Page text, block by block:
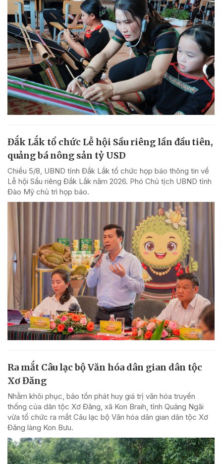
Đắk Lắk tổ chức Lễ hội Sầu riêng lần đầu tiên,
quảng bá nông sản tỷ USD
Chiều 5/8, UBND tỉnh Đắk Lắk tổ chức họp báo thông tin về
Lễ hội Sầu riêng Đắk Lắk năm 2026. Phó Chủ tịch UBND tỉnh
Đào Mỹ chủ trì họp báo.
Ra mắt Câu lạc bộ Văn hóa dân gian dân tộc
Xơ Đăng
Nhằm khôi phục, bảo tồn phát huy giá trị văn hóa truyền
thống của dân tộc Xơ Đăng, xã Kon Braih, tỉnh Quảng Ngãi
vừa tổ chức ra mắt Câu lạc bộ Văn hóa dân gian dân tộc Xơ
Đăng làng Kon Bưu.